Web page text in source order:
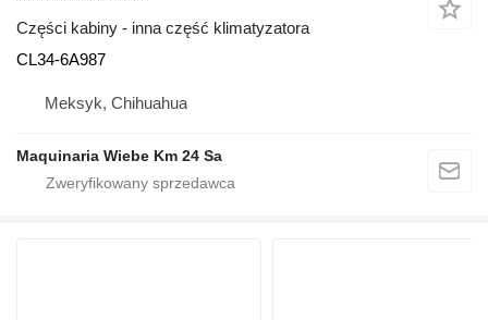
Części kabiny - inna część klimatyzatora
CL34-6A987
Meksyk, Chihuahua
Maquinaria Wiebe Km 24 Sa